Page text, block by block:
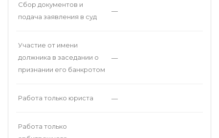
Сбор документов и
подача заявления в суд
—
Участие от имени
должника в заседании о
признании его банкротом
—
Работа только юриста —
Работа только